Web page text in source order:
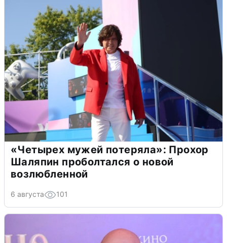
«Четырех мужей потеряла»: Прохор
Шаляпин проболтался о новой
возлюбленной
6 августа 101